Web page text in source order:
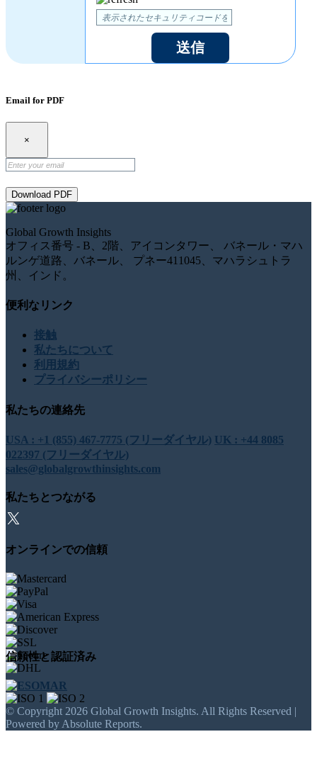
送信
Email for PDF
×
Download PDF
Global Growth Insights
オフィス番号 - B、2階、アイコンタワー、 バネール・マハ
ルンゲ道路、バネール、 プネー411045、マハラシュトラ
州、インド。
便利なリンク
接触
私たちについて
利用規約
プライバシーポリシー
私たちの連絡先
USA : +1 (855) 467-7775 (フリーダイヤル) UK : +44 8085
022397 (フリーダイヤル)
sales@globalgrowthinsights.com
私たちとつながる
オンラインでの信頼
信頼性と認証済み
© Copyright 2026 Global Growth Insights. All Rights Reserved |
Powered by Absolute Reports.